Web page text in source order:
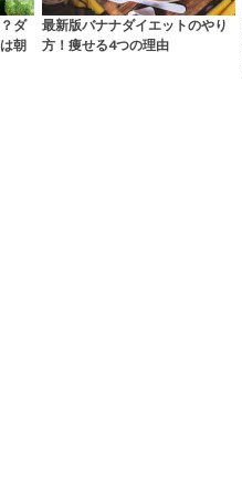
ダ
朝
最新版バナナダイエットのやり
方！痩せる4つの理由